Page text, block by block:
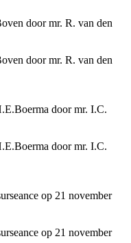
door mr. R. van den
door mr. R. van den
door mr. I.C.
door mr. I.C.
op 21 november
op 21 november